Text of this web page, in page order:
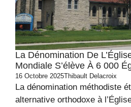
La Dénomination De
Mondiale S’élève À 6 000
16 Octobre 2025Thibault Delacroix
La dénomination méthodiste
alternative orthodoxe à